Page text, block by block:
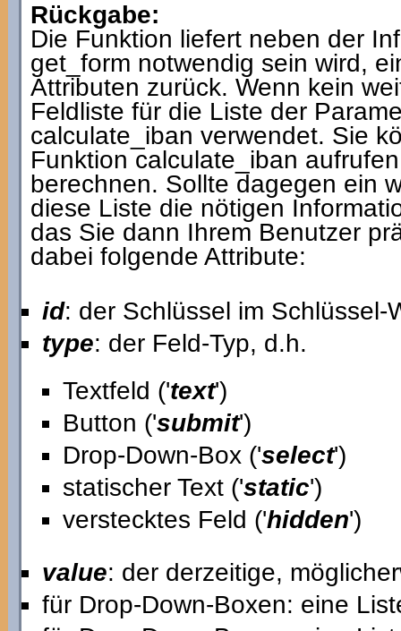
Rückgabe:
Die Funktion liefert neben der
get_form notwendig sein wird,
Attributen zurück. Wenn kein
Feldliste für die Liste der
calculate_iban verwendet. Sie
Funktion calculate_iban
berechnen. Sollte dagegen ein
diese Liste die nötigen
das Sie dann Ihrem Benutzer
dabei folgende Attribute:
id: der Schlüssel im Schlüssel-
type: der Feld-Typ, d.h.
Textfeld ('text')
Button ('submit')
Drop-Down-Box ('select')
statischer Text ('static')
verstecktes Feld ('hidden')
value: der derzeitige,
für Drop-Down-Boxen: eine